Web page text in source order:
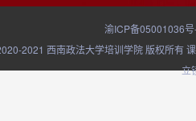
渝ICP备05001036
2021 西南政法大学培训学院 版权所有
立